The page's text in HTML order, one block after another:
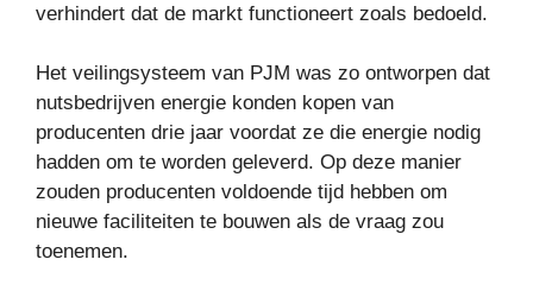
verhindert dat de markt functioneert zoals bedoeld.
Het veilingsysteem van PJM was zo ontworpen dat
nutsbedrijven energie konden kopen van
producenten drie jaar voordat ze die energie nodig
hadden om te worden geleverd. Op deze manier
zouden producenten voldoende tijd hebben om
nieuwe faciliteiten te bouwen als de vraag zou
toenemen.